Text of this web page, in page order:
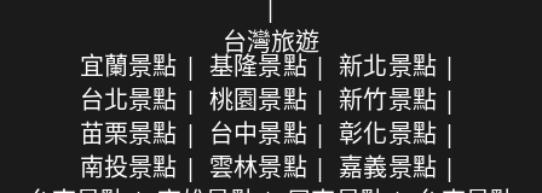
台灣旅遊
宜蘭景點 基隆景點
新北景點
台北景點
桃園景點
新竹景點
苗栗景點
台中景點
彰化景點
南投景點
雲林景點
嘉義景點